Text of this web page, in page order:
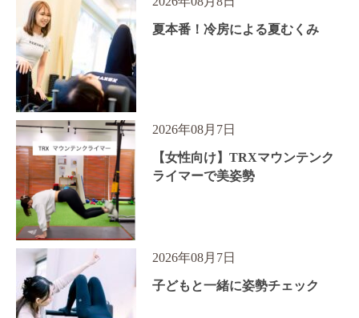
夏本番！冷房による夏むくみ
2026年08月7日
【女性向け】TRXマウンテンク
ライマーで美姿勢
2026年08月7日
子どもと一緒に姿勢チェック